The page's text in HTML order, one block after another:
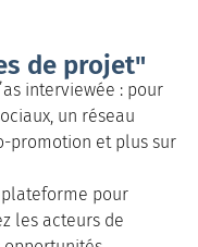
de projet"
interviewée : pour
un réseau
promotion et plus sur
pour
les acteurs de